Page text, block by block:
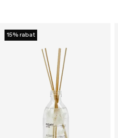
15% rabat